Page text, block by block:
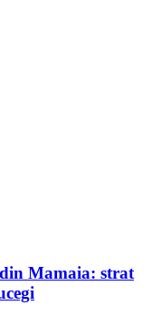
Mamaia: strat